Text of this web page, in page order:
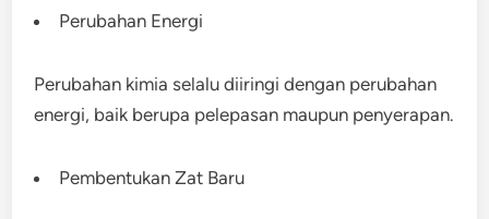
Perubahan Energi
Perubahan kimia selalu diiringi dengan perubahan
energi, baik berupa pelepasan maupun penyerapan.
Pembentukan Zat Baru